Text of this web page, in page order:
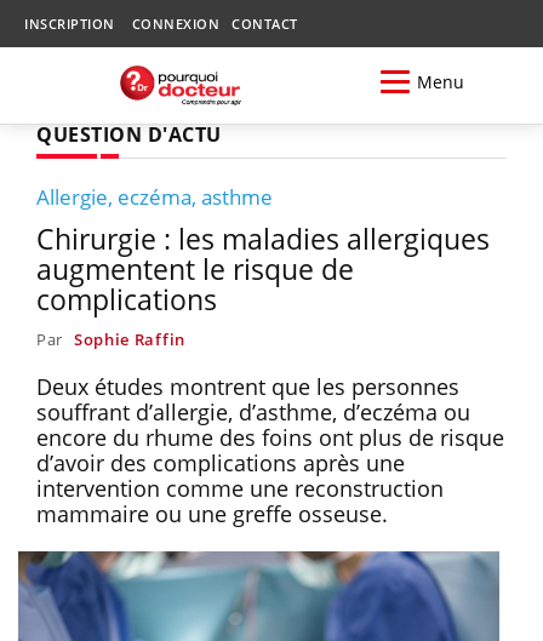
INSCRIPTION CONNEXION CONTACT
Menu
QUESTION D'ACTU
Allergie, eczéma, asthme
Chirurgie : les maladies allergiques
augmentent le risque de
complications
Par Sophie Raffin
Deux études montrent que les personnes
souffrant d’allergie, d’asthme, d’eczéma ou
encore du rhume des foins ont plus de risque
d’avoir des complications après une
intervention comme une reconstruction
mammaire ou une greffe osseuse.